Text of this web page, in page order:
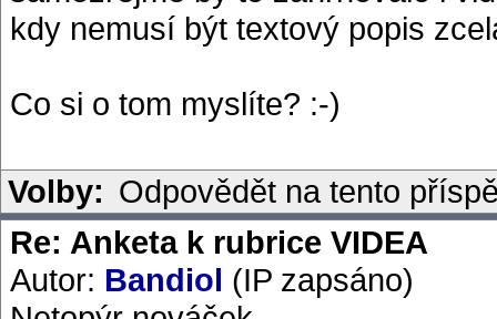
kdy nemusí být textový popis
Co si o tom myslíte? :-)
Volby: Odpovědět na tento
Re: Anketa k rubrice VIDEA
Autor: Bandiol (IP zapsáno)